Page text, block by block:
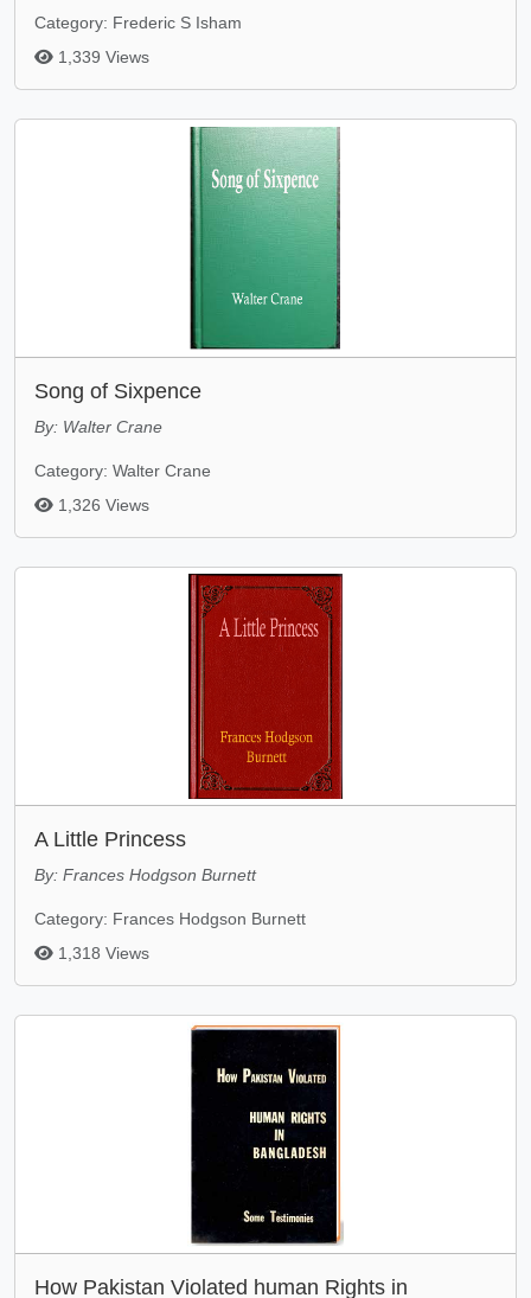
Category: Frederic S Isham
1,339 Views
Song of Sixpence
By: Walter Crane
Category: Walter Crane
1,326 Views
A Little Princess
By: Frances Hodgson Burnett
Category: Frances Hodgson Burnett
1,318 Views
How Pakistan Violated human Rights in